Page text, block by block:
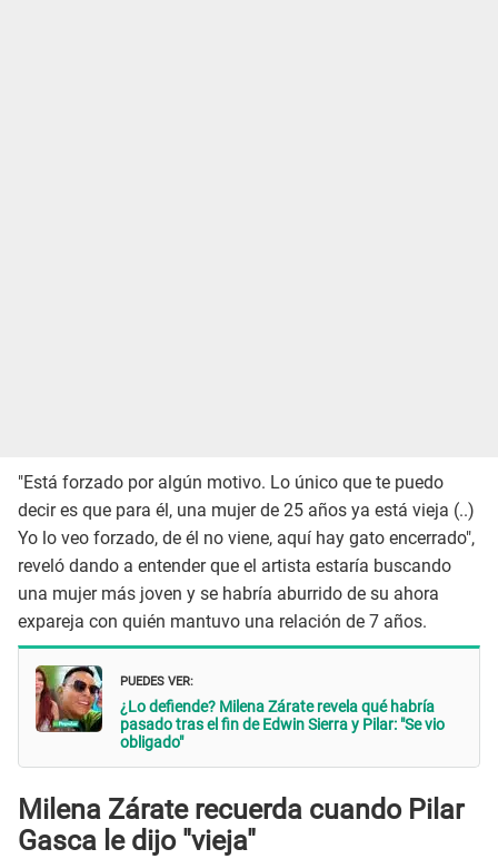
"Está forzado por algún motivo. Lo único que te puedo
decir es que para él, una mujer de 25 años ya está vieja (..)
Yo lo veo forzado, de él no viene, aquí hay gato encerrado",
reveló dando a entender que el artista estaría buscando
una mujer más joven y se habría aburrido de su ahora
expareja con quién mantuvo una relación de 7 años.
PUEDES VER:
¿Lo defiende? Milena Zárate revela qué habría
pasado tras el fin de Edwin Sierra y Pilar: "Se vio
obligado"
Milena Zárate recuerda cuando Pilar
Gasca le dijo "vieja"